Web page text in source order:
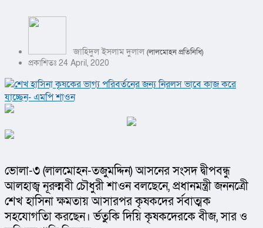
জাহিদুল ইসলাম দুলাল (লালমোহন প্রতিনিধি)
প্রকাশিতঃ 24 April, 2020
ভোলা-৩ (লালমোহন-তজুমদ্দিন) আসনের সংসদ দ্বীপবন্ধু
আলহাজ্ব নূরুন্নবী চৌধুরী শাওন বলছেনে, প্রধানমন্ত্রী জননত্রেী
শেখ হাসিনা ক্ষমতায় আসারপর কৃষকদের র্সবাত্মক
সহযোগতিা করছেন। র্ভতুকি দিয়ি কৃষকদেরকে বীজ, সার ও